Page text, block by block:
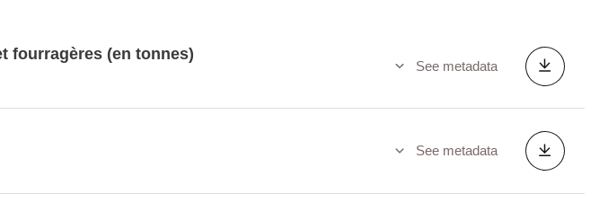
fourragères (en tonnes)
See metadata
See metadata